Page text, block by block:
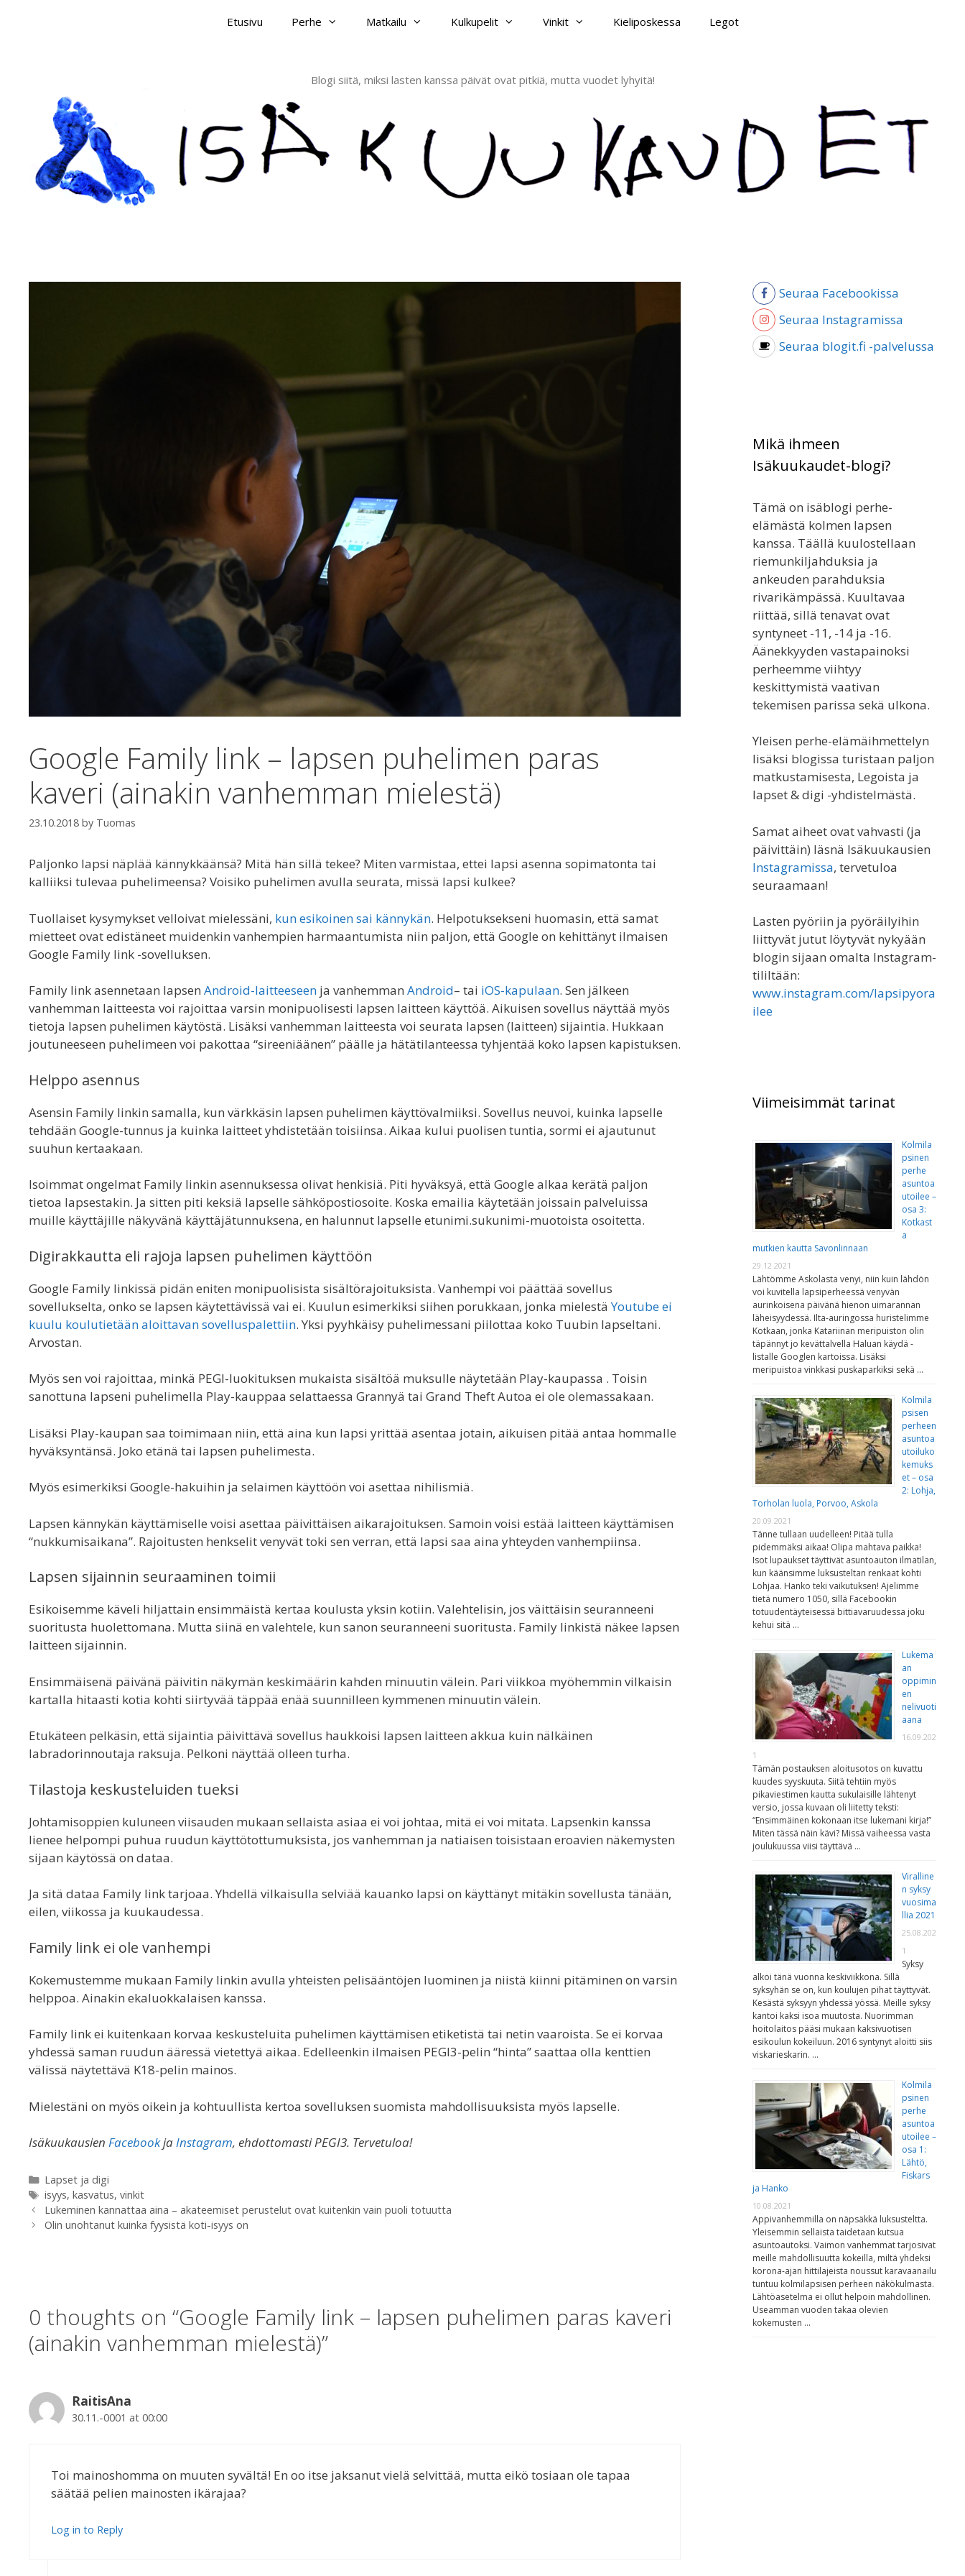
Etusivu Perhe Matkailu Kulkupelit Vinkit Kieliposkessa Legot
Blogi siitä, miksi lasten kanssa päivät ovat pitkiä, mutta vuodet lyhyitä!
Google Family link – lapsen puhelimen paras
kaveri (ainakin vanhemman mielestä)
23.10.2018 by Tuomas
Paljonko lapsi näplää kännykkäänsä? Mitä hän sillä tekee? Miten varmistaa, ettei lapsi asenna sopimatonta tai
kalliiksi tulevaa puhelimeensa? Voisiko puhelimen avulla seurata, missä lapsi kulkee?
Tuollaiset kysymykset velloivat mielessäni, kun esikoinen sai kännykän. Helpotuksekseni huomasin, että samat
mietteet ovat edistäneet muidenkin vanhempien harmaantumista niin paljon, että Google on kehittänyt ilmaisen
Google Family link -sovelluksen.
Family link asennetaan lapsen Android-laitteeseen ja vanhemman Android– tai iOS-kapulaan. Sen jälkeen
vanhemman laitteesta voi rajoittaa varsin monipuolisesti lapsen laitteen käyttöä. Aikuisen sovellus näyttää myös
tietoja lapsen puhelimen käytöstä. Lisäksi vanhemman laitteesta voi seurata lapsen (laitteen) sijaintia. Hukkaan
joutuneeseen puhelimeen voi pakottaa “sireeniäänen” päälle ja hätätilanteessa tyhjentää koko lapsen kapistuksen.
Helppo asennus
Asensin Family linkin samalla, kun värkkäsin lapsen puhelimen käyttövalmiiksi. Sovellus neuvoi, kuinka lapselle
tehdään Google-tunnus ja kuinka laitteet yhdistetään toisiinsa. Aikaa kului puolisen tuntia, sormi ei ajautunut
suuhun kertaakaan.
Isoimmat ongelmat Family linkin asennuksessa olivat henkisiä. Piti hyväksyä, että Google alkaa kerätä paljon
tietoa lapsestakin. Ja sitten piti keksiä lapselle sähköpostiosoite. Koska emailia käytetään joissain palveluissa
muille käyttäjille näkyvänä käyttäjätunnuksena, en halunnut lapselle etunimi.sukunimi-muotoista osoitetta.
Digirakkautta eli rajoja lapsen puhelimen käyttöön
Google Family linkissä pidän eniten monipuolisista sisältörajoituksista. Vanhempi voi päättää sovellus
sovellukselta, onko se lapsen käytettävissä vai ei. Kuulun esimerkiksi siihen porukkaan, jonka mielestäYoutube ei
kuulu koulutietään aloittavan sovelluspalettiin. Yksi pyyhkäisy puhelimessani piilottaa koko Tuubin lapseltani.
Arvostan.
Myös sen voi rajoittaa, minkä PEGI-luokituksen mukaista sisältöä muksulle näytetään Play-kaupassa . Toisin
sanottuna lapseni puhelimella Play-kauppaa selattaessa Grannyä tai Grand Theft Autoa ei ole olemassakaan.
Lisäksi Play-kaupan saa toimimaan niin, että aina kun lapsi yrittää asentaa jotain, aikuisen pitää antaa hommalle
hyväksyntänsä. Joko etänä tai lapsen puhelimesta.
Myös esimerkiksi Google-hakuihin ja selaimen käyttöön voi asettaa nihilismiä.
Lapsen kännykän käyttämiselle voisi asettaa päivittäisen aikarajoituksen. Samoin voisi estää laitteen käyttämisen
“nukkumisaikana”. Rajoitusten henkselit venyvät toki sen verran, että lapsi saa aina yhteyden vanhempiinsa.
Lapsen sijainnin seuraaminen toimii
Esikoisemme käveli hiljattain ensimmäistä kertaa koulusta yksin kotiin. Valehtelisin, jos väittäisin seuranneeni
suoritusta huolettomana. Mutta siinä en valehtele, kun sanon seuranneeni suoritusta. Family linkistä näkee lapsen
laitteen sijainnin.
Ensimmäisenä päivänä päivitin näkymän keskimäärin kahden minuutin välein. Pari viikkoa myöhemmin vilkaisin
kartalla hitaasti kotia kohti siirtyvää täppää enää suunnilleen kymmenen minuutin välein.
Etukäteen pelkäsin, että sijaintia päivittävä sovellus haukkoisi lapsen laitteen akkua kuin nälkäinen
labradorinnoutaja raksuja. Pelkoni näyttää olleen turha.
Tilastoja keskusteluiden tueksi
Johtamisoppien kuluneen viisauden mukaan sellaista asiaa ei voi johtaa, mitä ei voi mitata. Lapsenkin kanssa
lienee helpompi puhua ruudun käyttötottumuksista, jos vanhemman ja natiaisen toisistaan eroavien näkemysten
sijaan käytössä on dataa.
Ja sitä dataa Family link tarjoaa. Yhdellä vilkaisulla selviää kauanko lapsi on käyttänyt mitäkin sovellusta tänään,
eilen, viikossa ja kuukaudessa.
Family link ei ole vanhempi
Kokemustemme mukaan Family linkin avulla yhteisten pelisääntöjen luominen ja niistä kiinni pitäminen on varsin
helppoa. Ainakin ekaluokkalaisen kanssa.
Family link ei kuitenkaan korvaa keskusteluita puhelimen käyttämisen etiketistä tai netin vaaroista. Se ei korvaa
yhdessä saman ruudun ääressä vietettyä aikaa. Edelleenkin ilmaisen PEGI3-pelin “hinta” saattaa olla kenttien
välissä näytettävä K18-pelin mainos.
Mielestäni on myös oikein ja kohtuullista kertoa sovelluksen suomista mahdollisuuksista myös lapselle.
Isäkuukausien FacebookjaInstagram, ehdottomasti PEGI3. Tervetuloa!
Categories
Lapset ja digi
Tags
isyys, kasvatus, vinkit
Lukeminen kannattaa aina – akateemiset perustelut ovat kuitenkin vain puoli totuutta
Olin unohtanut kuinka fyysistä koti-isyys on
0 thoughts on “Google Family link – lapsen puhelimen paras kaveri
(ainakin vanhemman mielestä)”
RaitisAna
30.11.-0001 at 00:00
Toi mainoshomma on muuten syvältä! En oo itse jaksanut vielä selvittää, mutta eikö tosiaan ole tapaa
säätää pelien mainosten ikärajaa?
Log in to Reply
Seuraa Facebookissa
Seuraa Instagramissa
Seuraa blogit.fi -palvelussa
Mikä ihmeen
Isäkuukaudet-blogi?
Tämä on isäblogi perhe-
elämästä kolmen lapsen
kanssa. Täällä kuulostellaan
riemunkiljahduksia ja
ankeuden parahduksia
rivarikämpässä. Kuultavaa
riittää, sillä tenavat ovat
syntyneet -11, -14 ja -16.
Äänekkyyden vastapainoksi
perheemme viihtyy
keskittymistä vaativan
tekemisen parissa sekä ulkona.
Yleisen perhe-elämäihmettelyn
lisäksi blogissa turistaan paljon
matkustamisesta, Legoista ja
lapset & digi -yhdistelmästä.
Samat aiheet ovat vahvasti (ja
päivittäin) läsnä Isäkuukausien
Instagramissa, tervetuloa
seuraamaan!
Lasten pyöriin ja pyöräilyihin
liittyvät jutut löytyvät nykyään
blogin sijaan omalta Instagram-
tililtään:
www.instagram.com/lapsipyora
ilee
Viimeisimmät tarinat
Kolmila
psinen
perhe
asuntoa
utoilee –
osa 3:
Kotkast
a
mutkien kautta Savonlinnaan
29.12.2021
Lähtömme Askolasta venyi, niin kuin lähdön
voi kuvitella lapsiperheessä venyvän
aurinkoisena päivänä hienon uimarannan
läheisyydessä. Ilta-auringossa huristelimme
Kotkaan, jonka Katariinan meripuiston olin
täpännyt jo kevättalvella Haluan käydä -
listalle Googlen kartoissa. Lisäksi
meripuistoa vinkkasi puskaparkiksi sekä …
Kolmila
psisen
perheen
asuntoa
utoiluko
kemuks
et – osa
2: Lohja,
Torholan luola, Porvoo, Askola
20.09.2021
Tänne tullaan uudelleen! Pitää tulla
pidemmäksi aikaa! Olipa mahtava paikka!
Isot lupaukset täyttivät asuntoauton ilmatilan,
kun käänsimme luksusteltan renkaat kohti
Lohjaa. Hanko teki vaikutuksen! Ajelimme
tietä numero 1050, sillä Facebookin
totuudentäyteisessä bittiavaruudessa joku
kehui sitä …
Lukema
an
oppimin
en
nelivuoti
aana
16.09.202
1
Tämän postauksen aloitusotos on kuvattu
kuudes syyskuuta. Siitä tehtiin myös
pikaviestimen kautta sukulaisille lähtenyt
versio, jossa kuvaan oli liitetty teksti:
“Ensimmäinen kokonaan itse lukemani kirja!”
Miten tässä näin kävi? Missä vaiheessa vasta
joulukuussa viisi täyttävä …
Viralline
n syksy
vuosima
llia 2021
25.08.202
1
Syksy
alkoi tänä vuonna keskiviikkona. Sillä
syksyhän se on, kun koulujen pihat täyttyvät.
Kesästä syksyyn yhdessä yössä. Meille syksy
kantoi kaksi isoa muutosta. Nuorimman
hoitolaitos pääsi mukaan kaksivuotisen
esikoulun kokeiluun. 2016 syntynyt aloitti siis
viskarieskarin. …
Kolmila
psinen
perhe
asuntoa
utoilee –
osa 1:
Lähtö,
Fiskars
ja Hanko
10.08.2021
Appivanhemmilla on näpsäkkä luksusteltta.
Yleisemmin sellaista taidetaan kutsua
asuntoautoksi. Vaimon vanhemmat tarjosivat
meille mahdollisuutta kokeilla, miltä yhdeksi
korona-ajan hittilajeista noussut karavaanailu
tuntuu kolmilapsisen perheen näkökulmasta.
Lähtöasetelma ei ollut helpoin mahdollinen.
Useamman vuoden takaa olevien
kokemusten …